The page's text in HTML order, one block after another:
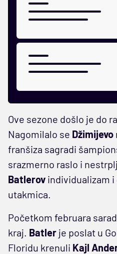
Ove sezone došlo je do
Nagomilalo se Džimijevo
franšiza sagradi
srazmerno raslo i
Batlerov individualizam
utakmica.
Početkom februara
kraj. Batler je poslat u
Floridu krenuli Kajl